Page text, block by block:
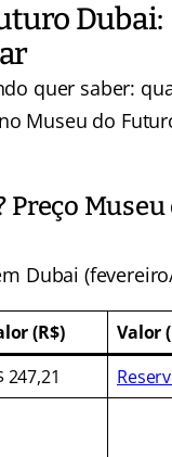
Dubai:
quer saber:
Museu do
Preço Museu
Dubai
(R$)
Valor
247,21